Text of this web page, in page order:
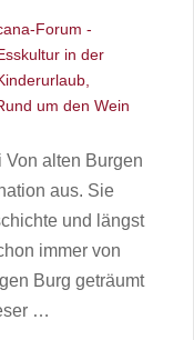
Forum -
in der
um den Wein
Von alten Burgen
aus. Sie
und längst
immer von
Burg geträumt
…